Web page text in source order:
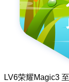
LV6荣耀Magic3